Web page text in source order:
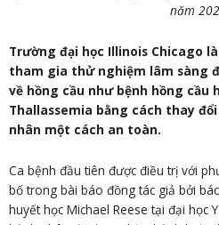
năm
Trường đại học Illinois Chicago
tham gia thử nghiệm lâm sàng
về hồng cầu như bệnh hồng cầu
Thallassemia bằng cách thay
nhân một cách an toàn.
Ca bệnh đầu tiên được điều trị với
bố trong bài báo đồng tác giả bởi
huyết học Michael Reese tại đại học